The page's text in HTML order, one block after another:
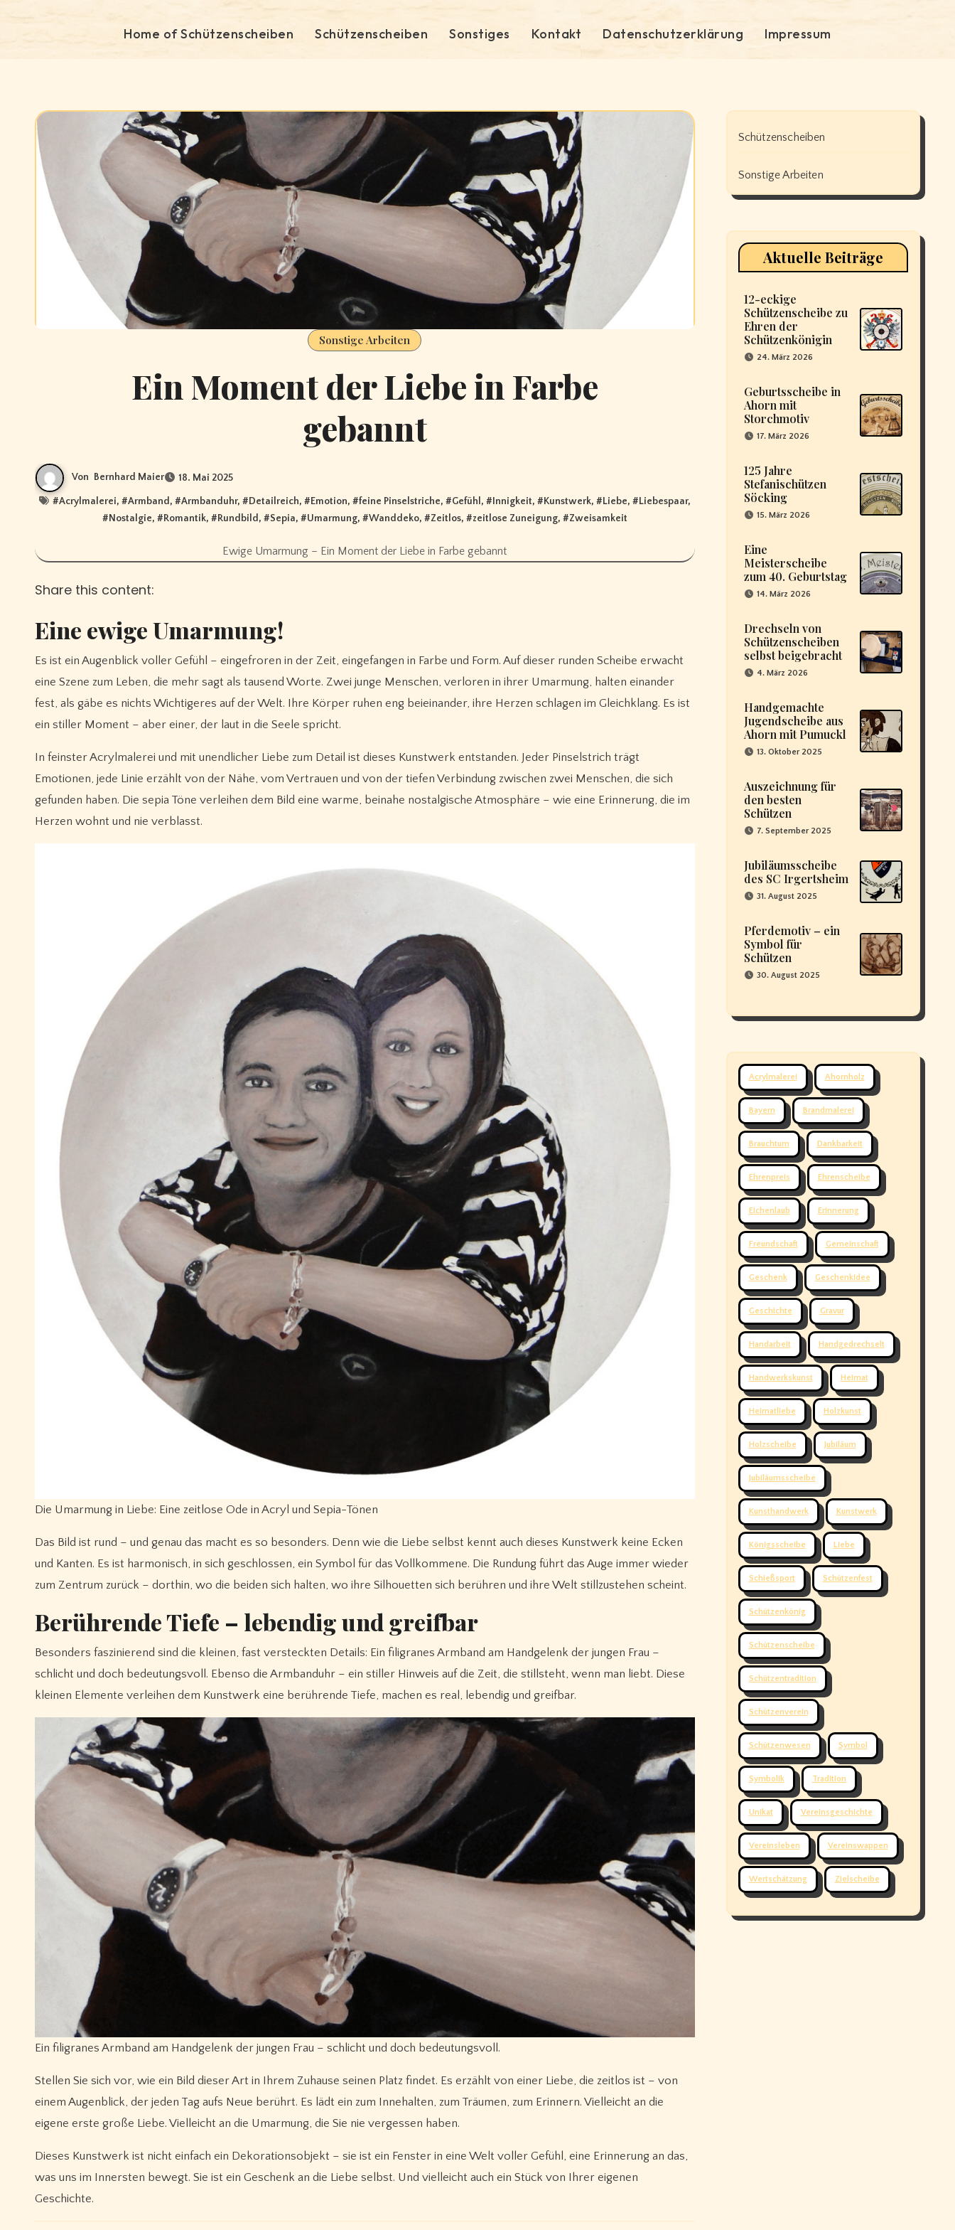
Home of Schützenscheiben Schützenscheiben Sonstiges Kontakt Datenschutzerklärung Impressum
Sonstige Arbeiten
Ein Moment der Liebe in Farbe
gebannt
Von Bernhard Maier 18. Mai 2025
#Acrylmalerei, #Armband, #Armbanduhr, #Detailreich, #Emotion, #feine Pinselstriche, #Gefühl , #Innigkeit, #Kunstwerk, #Liebe, #Liebespaar,
#Nostalgie, #Romantik, #Rundbild, #Sepia, #Umarmung, #Wanddeko, #Zeitlos, #zeitlose Zuneigung, #Zweisamkeit
Ewige Umarmung – Ein Moment der Liebe in Farbe gebannt
Share this content:
Eine ewige Umarmung!
Es ist ein Augenblick voller Gefühl – eingefroren in der Zeit, eingefangen in Farbe und Form. Auf dieser runden Scheibe erwacht
eine Szene zum Leben, die mehr sagt als tausend Worte. Zwei junge Menschen, verloren in ihrer Umarmung, halten einander
fest, als gäbe es nichts Wichtigeres auf der Welt. Ihre Körper ruhen eng beieinander, ihre Herzen schlagen im Gleichklang. Es ist
ein stiller Moment – aber einer, der laut in die Seele spricht.
In feinster Acrylmalerei und mit unendlicher Liebe zum Detail ist dieses Kunstwerk entstanden. Jeder Pinselstrich trägt
Emotionen, jede Linie erzählt von der Nähe, vom Vertrauen und von der tiefen Verbindung zwischen zwei Menschen, die sich
gefunden haben. Die sepia Töne verleihen dem Bild eine warme, beinahe nostalgische Atmosphäre – wie eine Erinnerung, die im
Herzen wohnt und nie verblasst.
Die Umarmung in Liebe: Eine zeitlose Ode in Acryl und Sepia-Tönen
Das Bild ist rund – und genau das macht es so besonders. Denn wie die Liebe selbst kennt auch dieses Kunstwerk keine Ecken
und Kanten. Es ist harmonisch, in sich geschlossen, ein Symbol für das Vollkommene. Die Rundung führt das Auge immer wieder
zum Zentrum zurück – dorthin, wo die beiden sich halten, wo ihre Silhouetten sich berühren und ihre Welt stillzustehen scheint.
Berührende Tiefe – lebendig und greifbar
Besonders faszinierend sind die kleinen, fast versteckten Details: Ein filigranes Armband am Handgelenk der jungen Frau –
schlicht und doch bedeutungsvoll. Ebenso die Armbanduhr – ein stiller Hinweis auf die Zeit, die stillsteht, wenn man liebt. Diese
kleinen Elemente verleihen dem Kunstwerk eine berührende Tiefe, machen es real, lebendig und greifbar.
Ein filigranes Armband am Handgelenk der jungen Frau – schlicht und doch bedeutungsvoll.
Stellen Sie sich vor, wie ein Bild dieser Art in Ihrem Zuhause seinen Platz findet. Es erzählt von einer Liebe, die zeitlos ist – von
einem Augenblick, der jeden Tag aufs Neue berührt. Es lädt ein zum Innehalten, zum Träumen, zum Erinnern. Vielleicht an die
eigene erste große Liebe. Vielleicht an die Umarmung, die Sie nie vergessen haben.
Dieses Kunstwerk ist nicht einfach ein Dekorationsobjekt – sie ist ein Fenster in eine Welt voller Gefühl, eine Erinnerung an das,
was uns im Innersten bewegt. Sie ist ein Geschenk an die Liebe selbst. Und vielleicht auch ein Stück von Ihrer eigenen
Geschichte.
Schützenscheiben
Sonstige Arbeiten
Aktuelle Beiträge
12-eckige
Schützenscheibe zu
Ehren der
Schützenkönigin
24. März 2026
Geburtsscheibe in
Ahorn mit
Storchmotiv
17. März 2026
125 Jahre
Stefanischützen
Söcking
15. März 2026
Eine
Meisterscheibe
zum 40. Geburtstag
14. März 2026
Drechseln von
Schützenscheiben
selbst beigebracht
4. März 2026
Handgemachte
Jugendscheibe aus
Ahorn mit Pumuckl
13. Oktober 2025
Auszeichnung für
den besten
Schützen
7. September 2025
Jubiläumsscheibe
des SC Irgertsheim
31. August 2025
Pferdemotiv – ein
Symbol für
Schützen
30. August 2025
Acrylmalerei Ahornholz
Bayern Brandmalerei
Brauchtum Dankbarkeit
Ehrenpreis Ehrenscheibe
Eichenlaub Erinnerung
Freundschaft Gemeinschaft
Geschenk Geschenkidee
Geschichte Gravur
Handarbeit Handgedrechselt
Handwerkskunst Heimat
Heimatliebe Holzkunst
Holzscheibe Jubiläum
Jubiläumsscheibe
Kunsthandwerk Kunstwerk
Königsscheibe Liebe
Schießsport Schützenfest
Schützenkönig
Schützenscheibe
Schützentradition
Schützenverein
Schützenwesen Symbol
Symbolik Tradition
Unikat Vereinsgeschichte
Vereinsleben Vereinswappen
Wertschätzung Zielscheibe